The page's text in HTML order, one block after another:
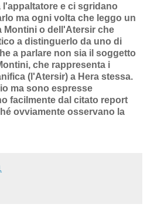
e ci sgridano
ma ogni volta che leggo un
Montini o dell'Atersir che
a distinguerlo da uno di
a parlare non sia il soggetto
che rappresenta i
(l'Atersir) a Hera stessa.
ma sono espresse
facilmente dal citato report
ovviamente osservano la